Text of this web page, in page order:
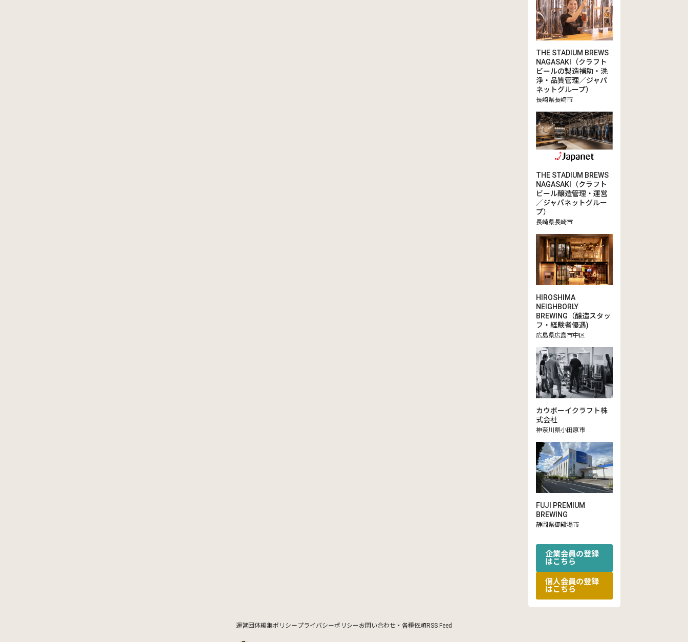
THE STADIUM BREWS
NAGASAKI（クラフト
ビールの製造補助・洗
浄・品質管理／ジャパ
ネットグループ）
長崎県長崎市
THE STADIUM BREWS
NAGASAKI（クラフト
ビール醸造管理・運営
／ジャパネットグルー
プ）
長崎県長崎市
HIROSHIMA
NEIGHBORLY
BREWING（醸造スタッ
フ・経験者優遇)
広島県広島市中区
カウボーイクラフト株
式会社
神奈川県小田原市
FUJI PREMIUM
BREWING
静岡県御殿場市
企業会員の登録
はこちら
個人会員の登録
はこちら
運営団体編集ポリシープライバシーポリシーお問い合わせ・各種依頼RSS Feed